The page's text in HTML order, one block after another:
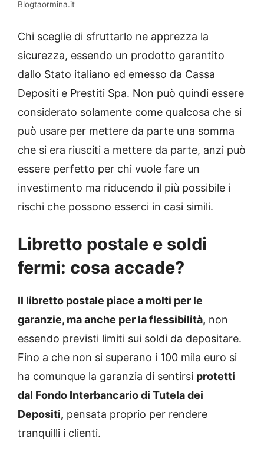
Blogtaormina.it
Chi sceglie di sfruttarlo ne apprezza la
sicurezza, essendo un prodotto garantito
dallo Stato italiano ed emesso da Cassa
Depositi e Prestiti Spa. Non può quindi essere
considerato solamente come qualcosa che si
può usare per mettere da parte una somma
che si era riusciti a mettere da parte, anzi può
essere perfetto per chi vuole fare un
investimento ma riducendo il più possibile i
rischi che possono esserci in casi simili.
Libretto postale e soldi
fermi: cosa accade?
Il libretto postale piace a molti per le
garanzie, ma anche per la flessibilità, non
essendo previsti limiti sui soldi da depositare.
Fino a che non si superano i 100 mila euro si
ha comunque la garanzia di sentirsi protetti
dal Fondo Interbancario di Tutela dei
Depositi, pensata proprio per rendere
tranquilli i clienti.